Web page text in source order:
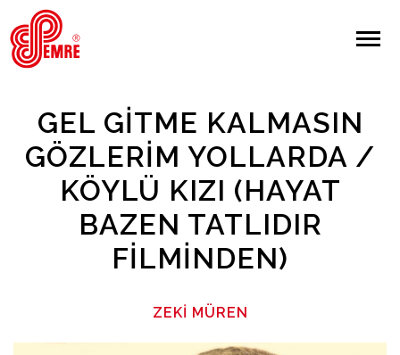
EMRE PLAK
ARAMA
Giriş Yap/Kayıt Ol
Sanatçılar
GEL GITME KALMASIN
GÖZLERIM YOLLARDA /
KÖYLÜ KIZI (HAYAT
BAZEN TATLIDIR
FILMINDEN)
ZEKI MÜREN